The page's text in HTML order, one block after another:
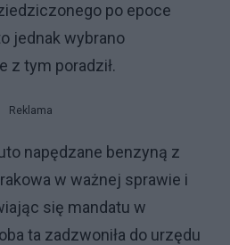
po epoce
jednak wybrano
z tym poradził.
Reklama
napędzane benzyną z
w ważnej sprawie i
się mandatu w
ta zadzwoniła do urzędu